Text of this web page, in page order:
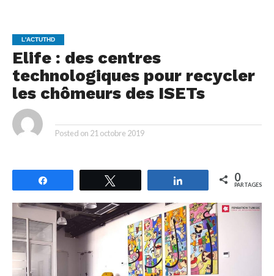
L'ACTUTHD
Elife : des centres
technologiques pour recycler
les chômeurs des ISETs
Posted on 21 octobre 2019
Partagez 0
PARTAGES